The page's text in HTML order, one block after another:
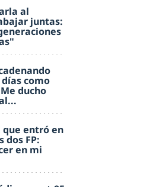
al
juntas:
como
ducho
que entró en
dos FP:
en mi